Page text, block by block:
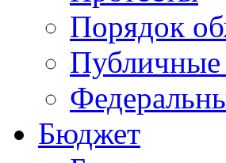
Порядок
Бюджет